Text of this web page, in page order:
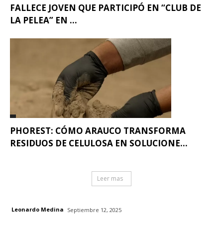
FALLECE JOVEN QUE PARTICIPÓ EN “CLUB DE
LA PELEA” EN ...
PHOREST: CÓMO ARAUCO TRANSFORMA
RESIDUOS DE CELULOSA EN SOLUCIONE...
Leer mas
Leonardo Medina Septiembre 12, 2025